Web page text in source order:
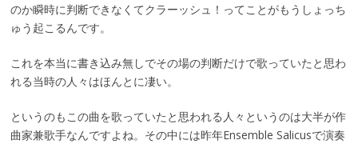
のか瞬時に判断できなくてクラーッシュ！ってことがもうしょっち
ゅう起こるんです。
これを本当に書き込み無しでその場の判断だけで歌っていたと思わ
れる当時の人々はほんとに凄い。
というのもこの曲を歌っていたと思われる人々というのは大半が作
曲家兼歌手なんですよね。その中には昨年Ensemble Salicusで演奏